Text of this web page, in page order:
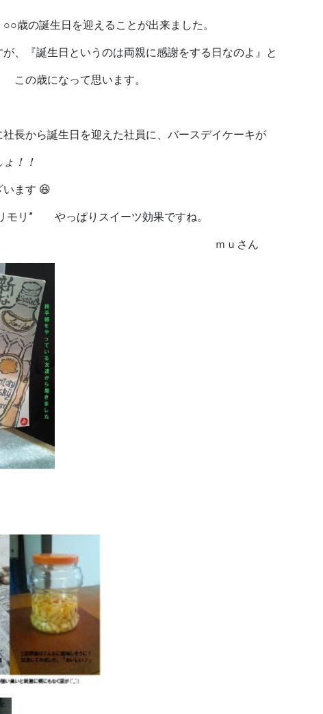
歳の誕生日を迎えることが出来ました。
、『誕生日というのは両親に感謝をする日なのよ』と
この歳になって思います。
長から誕生日を迎えた社員に、バースデイケーキが
しょ！！
ます 😆
モリ”
やっぱりスイーツ効果ですね。
さん